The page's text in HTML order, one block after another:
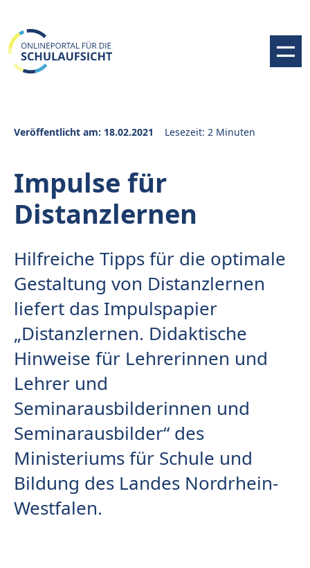
Veröffentlicht am: 18.02.2021 Lesezeit: 2 Minuten
Impulse für
Distanzlernen
Hilfreiche Tipps für die optimale
Gestaltung von Distanzlernen
liefert das Impulspapier
„Distanzlernen. Didaktische
Hinweise für Lehrerinnen und
Lehrer und
Seminarausbilderinnen und
Seminarausbilder“ des
Ministeriums für Schule und
Bildung des Landes Nordrhein-
Westfalen.